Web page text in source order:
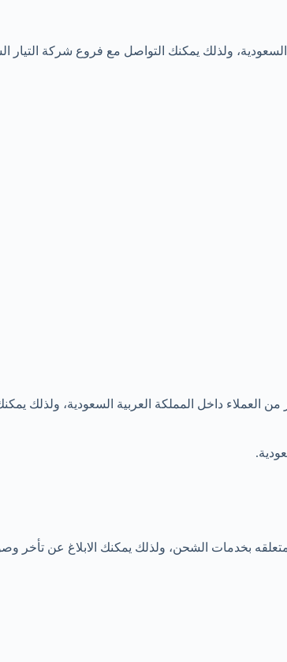
ولذلك يمكنك التواصل مع فروع شركة التيار
العملاء داخل المملكة العربية السعودية، ولذلك
بخدمات الشحن، ولذلك يمكنك الابلاغ عن